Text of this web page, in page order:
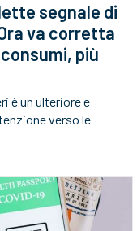
segnale di
va corretta
più
è un ulteriore e
verso le